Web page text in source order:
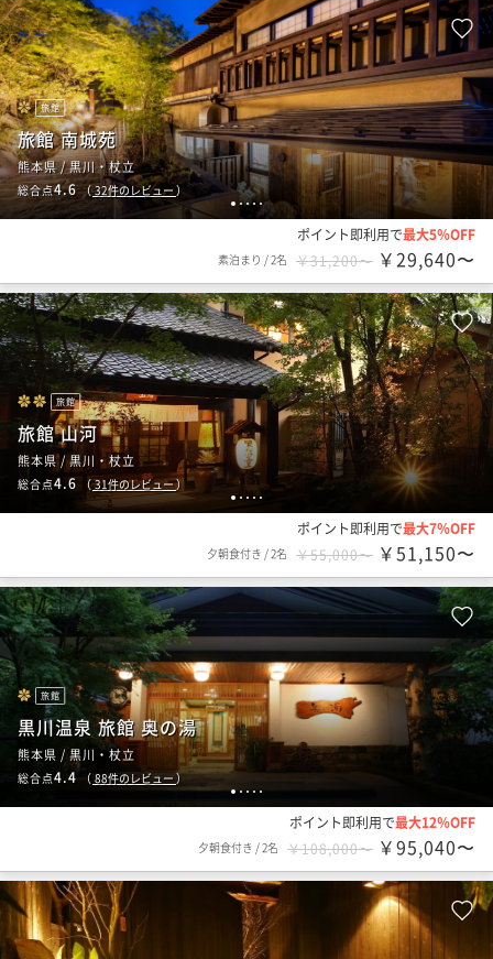
1 2345
旅館
旅館 南城苑
熊本県 / 黒川・杖立
総合点4.6（32件のレビュー）
ポイント即利用で最大5％OFF
素泊まり /2名 ￥31,200〜 ￥29,640〜
12 3 45
旅館
旅館 山河
熊本県 / 黒川・杖立
総合点4.6 （31件のレビュー）
ポイント即利用で最大7％OFF
夕朝食付き /2名 ￥55,000〜 ￥51,150〜
12345
旅館
黒川温泉 旅館 奥の湯
熊本県 / 黒川・杖立
総合点4.4 （ 88件のレビュー）
ポイント即利用で最大12％OFF
夕朝食付き /2名 ￥108,000〜 ￥95,040〜